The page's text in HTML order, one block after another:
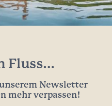
Fluss...
Newsletter
mehr verpassen!